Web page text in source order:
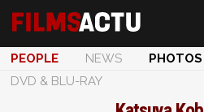
PEOPLE NEWS PHOTOS
DVD & BLU-RAY